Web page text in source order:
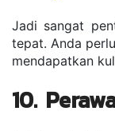
Jadi sangat
tepat. Anda
mendapatkan
10.